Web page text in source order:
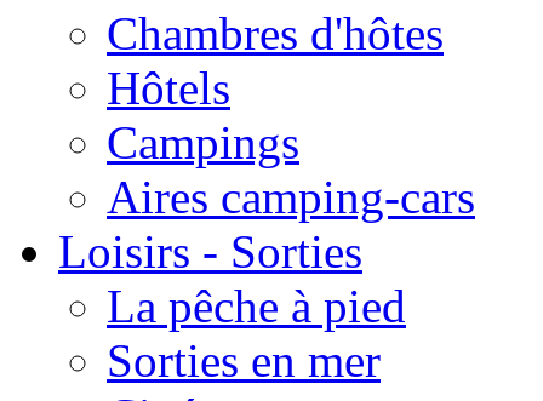
Chambres d'hôtes
Hôtels
Campings
Aires camping-cars
Loisirs - Sorties
La pêche à pied
Sorties en mer